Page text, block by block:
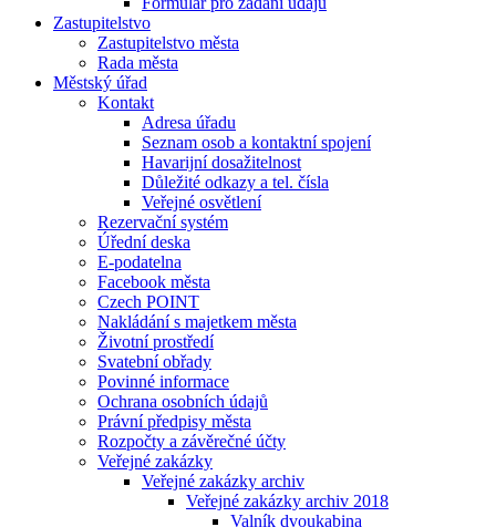
Zastupitelstvo
Zastupitelstvo města
Rada města
Městský úřad
Kontakt
Adresa úřadu
Seznam osob a kontaktní spojení
Havarijní dosažitelnost
Důležité odkazy a tel. čísla
Veřejné osvětlení
Rezervační systém
Úřední deska
E-podatelna
Facebook města
Czech POINT
Nakládání s majetkem města
Životní prostředí
Svatební obřady
Povinné informace
Ochrana osobních údajů
Právní předpisy města
Rozpočty a závěrečné účty
Veřejné zakázky
Veřejné zakázky archiv
Veřejné zakázky archiv 2018
Valník dvoukabina